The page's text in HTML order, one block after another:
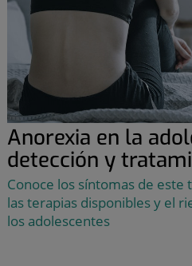
Anorexia en la
detección y
Conoce los síntomas de
las terapias disponibles y el
los adolescentes